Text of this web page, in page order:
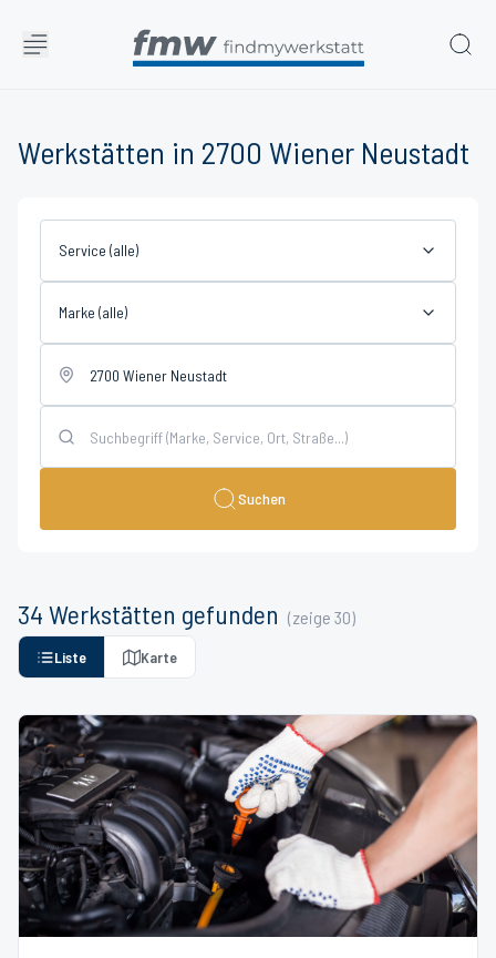
Werkstätten in 2700 Wiener Neustadt
Service (alle)
Marke (alle)
Suchen
34 Werkstätten gefunden (zeige 30)
Liste Karte